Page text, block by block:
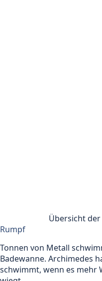
Übersicht
Rumpf
Tonnen von Metall
Badewanne. Archimedes
schwimmt, wenn es mehr